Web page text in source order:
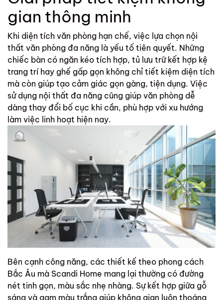
gian thông minh
Khi diện tích văn phòng hạn chế, việc lựa chọn nội
thất văn phòng đa năng là yếu tố tiên quyết. Những
chiếc bàn có ngăn kéo tích hợp, tủ lưu trữ kết hợp kệ
trang trí hay ghế gấp gọn không chỉ tiết kiệm diện tích
mà còn giúp tạo cảm giác gọn gàng, tiện dụng. Việc
sử dụng nội thất đa năng cũng giúp văn phòng dễ
dàng thay đổi bố cục khi cần, phù hợp với xu hướng
làm việc linh hoạt hiện nay.
Bên cạnh công năng, các thiết kế theo phong cách
Bắc Âu mà Scandi Home mang lại thường có đường
nét tinh gọn, màu sắc nhẹ nhàng. Sự kết hợp giữa gỗ
sáng và gam màu trắng giúp không gian luôn thoáng